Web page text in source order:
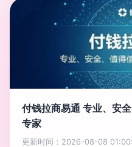
付钱拉商易通 专业、安
专家
更新时间：2026-08-08